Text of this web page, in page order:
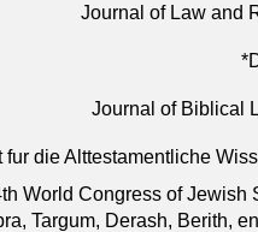
Journal of Law and
Journal of Biblical
fur die Alttestamentliche
World Congress of Jewish
Targum, Derash, Berith,